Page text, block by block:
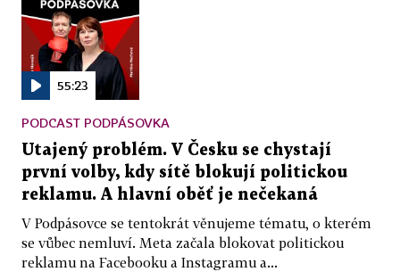
55:23
PODCAST PODPÁSOVKA
Utajený problém. V Česku se chystají
první volby, kdy sítě blokují politickou
reklamu. A hlavní oběť je nečekaná
V Podpásovce se tentokrát věnujeme tématu, o kterém
se vůbec nemluví. Meta začala blokovat politickou
reklamu na Facebooku a Instagramu a...